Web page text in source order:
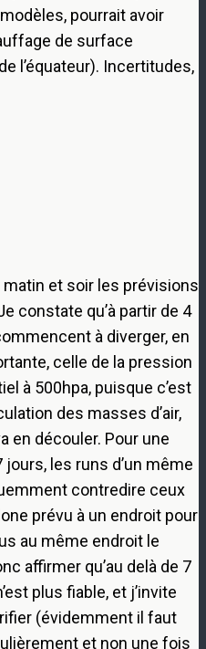
pourrait avoir
de surface
l’équateur). Incertitudes,
et soir les prévisions
constate qu’à partir de 4
à diverger, en
celle de la pression
à 500hpa, puisque c’est
des masses d’air,
en découler. Pour une
les runs d’un même
contredire ceux
prévu à un endroit pour
au même endroit le
affirmer qu’au delà de 7
plus fiable, et j’invite
(évidemment il faut
et non une fois